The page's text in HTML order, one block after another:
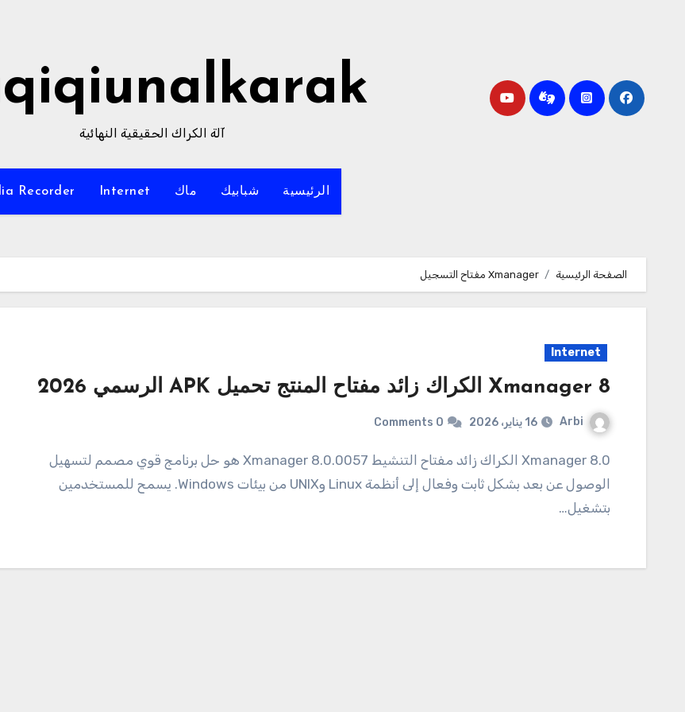
آلة الكراك الحقيقية النهائية
الرئيسية شبابيك ماك Internet
Recorder
الصفحة الرئيسية Xmanager مفتاح التسجيل
Internet
Xmanager 8 الكراك زائد مفتاح المنتج تحميل APK الرسمي 2026
Arbi 16 يناير، 2026 0 Comments
Xmanager 8.0 الكراك زائد مفتاح التنشيط Xmanager 8.0.0057 هو حل برنامج قوي مصمم لتسهيل
الوصول عن بعد بشكل ثابت وفعال إلى أنظمة Linux وUNIX من بيئات Windows. يسمح للمستخدمين
بتشغيل…